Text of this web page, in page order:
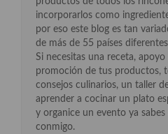
incorporarlos como
por eso este blog es tan
de más de 55 países
Si necesitas una receta,
promoción de tus productos,
consejos culinarios, un taller
aprender a cocinar un plato
y organice un evento ya
conmigo.